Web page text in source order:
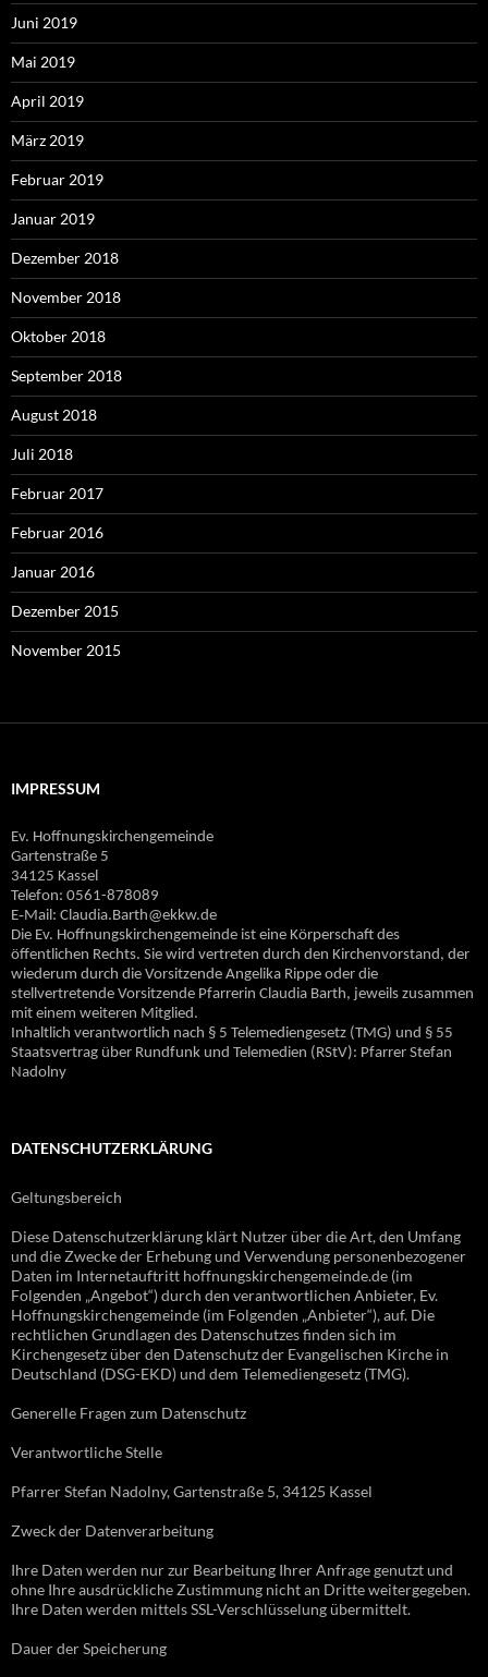
Juni 2019
Mai 2019
April 2019
März 2019
Februar 2019
Januar 2019
Dezember 2018
November 2018
Oktober 2018
September 2018
August 2018
Juli 2018
Februar 2017
Februar 2016
Januar 2016
Dezember 2015
November 2015
IMPRESSUM
Ev. Hoffnungskirchengemeinde
Gartenstraße 5
34125 Kassel
Telefon: 0561-878089
E‐Mail: Claudia.Barth@ekkw.de
Die Ev. Hoffnungskirchengemeinde ist eine Körperschaft des
öffentlichen Rechts. Sie wird vertreten durch den Kirchenvorstand, der
wiederum durch die Vorsitzende Angelika Rippe oder die
stellvertretende Vorsitzende Pfarrerin Claudia Barth, jeweils zusammen
mit einem weiteren Mitglied.
Inhaltlich verantwortlich nach § 5 Telemediengesetz (TMG) und § 55
Staatsvertrag über Rundfunk und Telemedien (RStV): Pfarrer Stefan
Nadolny
DATENSCHUTZERKLÄRUNG
Geltungsbereich
Diese Datenschutzerklärung klärt Nutzer über die Art, den Umfang
und die Zwecke der Erhebung und Verwendung personenbezogener
Daten im Internetauftritt hoffnungskirchengemeinde.de (im
Folgenden „Angebot“) durch den verantwortlichen Anbieter, Ev.
Hoffnungskirchengemeinde (im Folgenden „Anbieter“), auf. Die
rechtlichen Grundlagen des Datenschutzes finden sich im
Kirchengesetz über den Datenschutz der Evangelischen Kirche in
Deutschland (DSG-EKD) und dem Telemediengesetz (TMG).
Generelle Fragen zum Datenschutz
Verantwortliche Stelle
Pfarrer Stefan Nadolny, Gartenstraße 5, 34125 Kassel
Zweck der Datenverarbeitung
Ihre Daten werden nur zur Bearbeitung Ihrer Anfrage genutzt und
ohne Ihre ausdrückliche Zustimmung nicht an Dritte weitergegeben.
Ihre Daten werden mittels SSL-Verschlüsselung übermittelt.
Dauer der Speicherung